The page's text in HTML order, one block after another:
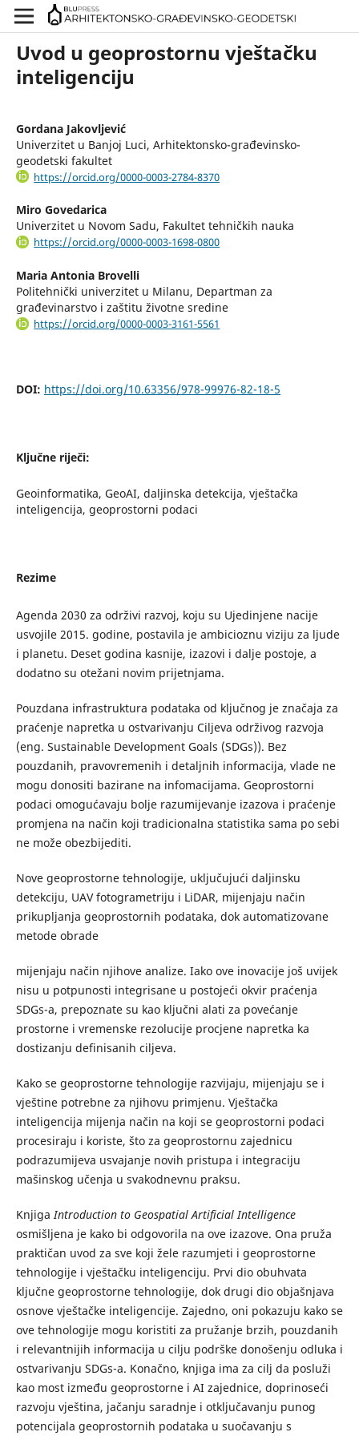
Uvod u geoprostornu vještačku
inteligenciju
Gordana Jakovljević
Univerzitet u Banjoj Luci, Arhitektonsko-građevinsko-
geodetski fakultet
https://orcid.org/0000-0003-2784-8370
Miro Govedarica
Univerzitet u Novom Sadu, Fakultet tehničkih nauka
https://orcid.org/0000-0003-1698-0800
Maria Antonia Brovelli
Politehnički univerzitet u Milanu, Departman za
građevinarstvo i zaštitu životne sredine
https://orcid.org/0000-0003-3161-5561
DOI: https://doi.org/10.63356/978-99976-82-18-5
Ključne riječi:
Geoinformatika, GeoAI, daljinska detekcija, vještačka
inteligencija, geoprostorni podaci
Rezime
Agenda 2030 za održivi razvoj, koju su Ujedinjene nacije
usvojile 2015. godine, postavila je ambicioznu viziju za ljude
i planetu. Deset godina kasnije, izazovi i dalje postoje, a
dodatno su otežani novim prijetnjama.
Pouzdana infrastruktura podataka od ključnog je značaja za
praćenje napretka u ostvarivanju Ciljeva održivog razvoja
(eng. Sustainable Development Goals (SDGs)). Bez
pouzdanih, pravovremenih i detaljnih informacija, vlade ne
mogu donositi bazirane na infomacijama. Geoprostorni
podaci omogućavaju bolje razumijevanje izazova i praćenje
promjena na način koji tradicionalna statistika sama po sebi
ne može obezbijediti.
Nove geoprostorne tehnologije, uključujući daljinsku
detekciju, UAV fotogrametriju i LiDAR, mijenjaju način
prikupljanja geoprostornih podataka, dok automatizovane
metode obrade
mijenjaju način njihove analize. Iako ove inovacije još uvijek
nisu u potpunosti integrisane u postojeći okvir praćenja
SDGs-a, prepoznate su kao ključni alati za povećanje
prostorne i vremenske rezolucije procjene napretka ka
dostizanju definisanih ciljeva.
Kako se geoprostorne tehnologije razvijaju, mijenjaju se i
vještine potrebne za njihovu primjenu. Vještačka
inteligencija mijenja način na koji se geoprostorni podaci
procesiraju i koriste, što za geoprostornu zajednicu
podrazumijeva usvajanje novih pristupa i integraciju
mašinskog učenja u svakodnevnu praksu.
Knjiga Introduction to Geospatial Artificial Intelligence
osmišljena je kako bi odgovorila na ove izazove. Ona pruža
praktičan uvod za sve koji žele razumjeti i geoprostorne
tehnologije i vještačku inteligenciju. Prvi dio obuhvata
ključne geoprostorne tehnologije, dok drugi dio objašnjava
osnove vještačke inteligencije. Zajedno, oni pokazuju kako se
ove tehnologije mogu koristiti za pružanje brzih, pouzdanih
i relevantnijih informacija u cilju podrške donošenju odluka i
ostvarivanju SDGs-a. Konačno, knjiga ima za cilj da posluži
kao most između geoprostorne i AI zajednice, doprinoseći
razvoju vještina, jačanju saradnje i otključavanju punog
potencijala geoprostornih podataka u suočavanju s